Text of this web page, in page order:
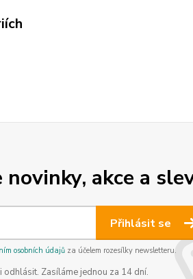
akce a
Přihlásit se
osobních údajůza účelem rozesílky newsletteru.
odhlásit. Zasíláme jednou za 14 dní.